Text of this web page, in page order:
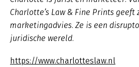
Charlotte’s Law & Fine Prints
marketingadvies. Ze is een
juridische wereld.
https://www.charlotteslaw.nl